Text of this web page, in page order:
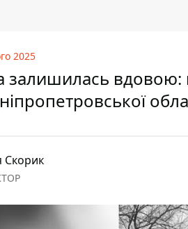
2025
вдовою:
Скорик